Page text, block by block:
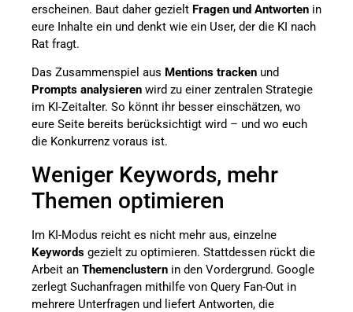
erscheinen. Baut daher gezielt Fragen und Antworten in
eure Inhalte ein und denkt wie ein User, der die KI nach
Rat fragt.
Das Zusammenspiel aus Mentions tracken und
Prompts analysieren wird zu einer zentralen Strategie
im KI-Zeitalter. So könnt ihr besser einschätzen, wo
eure Seite bereits berücksichtigt wird – und wo euch
die Konkurrenz voraus ist.
Weniger Keywords, mehr
Themen optimieren
Im KI-Modus reicht es nicht mehr aus, einzelne
Keywords gezielt zu optimieren. Stattdessen rückt die
Arbeit an Themenclustern in den Vordergrund. Google
zerlegt Suchanfragen mithilfe von Query Fan-Out in
mehrere Unterfragen und liefert Antworten, die